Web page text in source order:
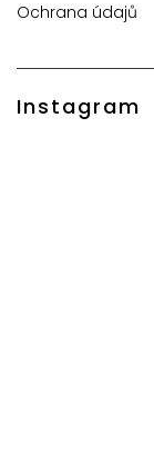
Ochrana údajů
Instagram